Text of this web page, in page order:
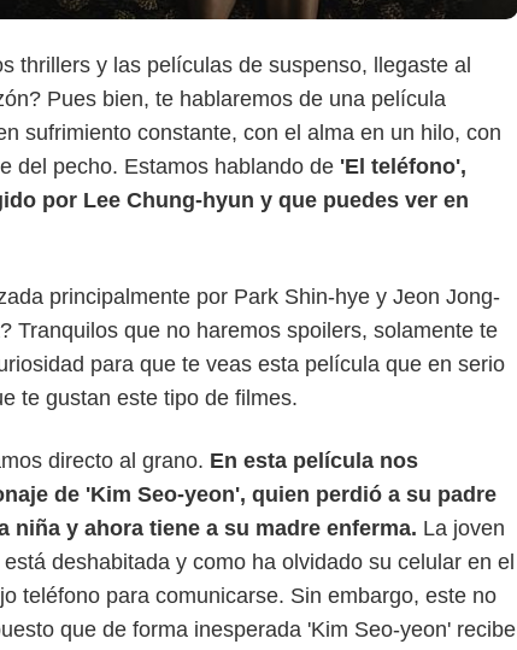
thrillers y las películas de suspenso, llegaste al
Pues bien, te hablaremos de una película
sufrimiento constante, con el alma en un hilo, con
del pecho. Estamos hablando de 'El teléfono',
por Lee Chung-hyun y que puedes ver en
principalmente por Park Shin-hye y Jeon Jong-
Tranquilos que no haremos spoilers, solamente te
para que te veas esta película que en serio
te gustan este tipo de filmes.
directo al grano. En esta película nos
de 'Kim Seo-yeon', quien perdió a su padre
niña y ahora tiene a su madre enferma. La joven
deshabitada y como ha olvidado su celular en el
teléfono para comunicarse. Sin embargo, este no
que de forma inesperada 'Kim Seo-yeon' recibe